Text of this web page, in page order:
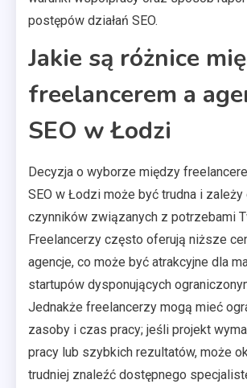
postępów działań SEO.
Jakie są różnice
freelancerem a
SEO w Łodzi
Decyzja o wyborze między
SEO w Łodzi może być trudna i
czynników związanych z potrzebami
Freelancerzy często oferują niższe
agencje, co może być atrakcyjne dla
startupów dysponujących
Jednakże freelancerzy mogą mieć
zasoby i czas pracy; jeśli projekt
pracy lub szybkich rezultatów, może
trudniej znaleźć dostępnego